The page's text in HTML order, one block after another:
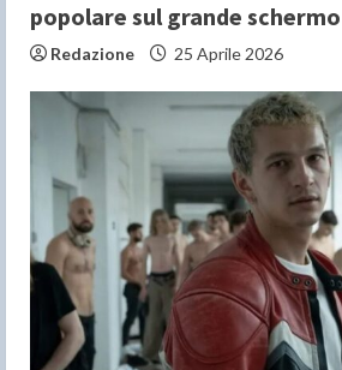
popolare sul grande schermo
Redazione 25 Aprile 2026